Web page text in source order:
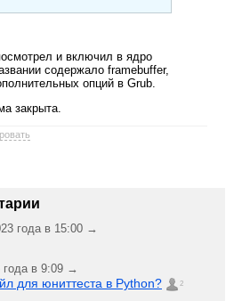
и включил в ядро
содержало framebuffer,
опций в Grub.
закрыта.
года в 15:00 →
года в 9:09 →
для юниттеста в Python? 2